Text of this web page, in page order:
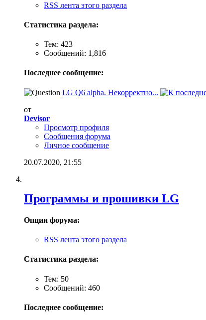
RSS лента этого раздела
Статистика раздела:
Тем: 423
Сообщений: 1,816
Последнее сообщение:
LG Q6 alpha. Некорректно...
от
Devisor
Просмотр профиля
Сообщения форума
Личное сообщение
20.07.2020, 21:55
Программы и прошивки LG
Опции форума:
RSS лента этого раздела
Статистика раздела:
Тем: 50
Сообщений: 460
Последнее сообщение: